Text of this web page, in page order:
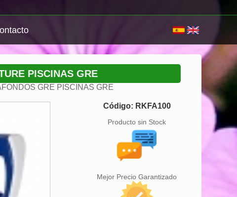
PISCINAS GRE
GRE PISCINAS GRE
Código: RKFA100
Producto sin Stock
Mejor Precio Garantizado